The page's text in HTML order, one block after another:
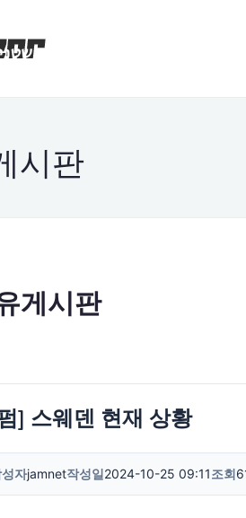
시판
게시판
] 스웨덴 현재 상황
자jamnet작성일2024-10-25 09:11조회